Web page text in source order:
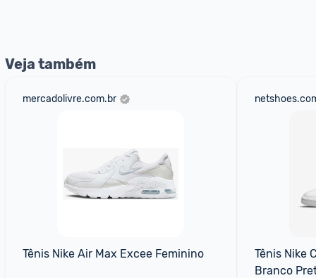
Veja também
mercadolivre.com.br
Tênis Nike Air Max Excee Feminino
Tênis Nike
Branco